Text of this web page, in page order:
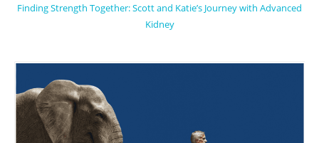
Finding Strength Together: Scott and Katie’s Journey with Advanced
Kidney